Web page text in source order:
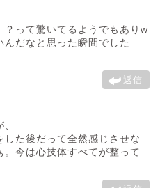
って驚いてるようでもありw
だなと思った瞬間でした
返信
た後だって全然感じさせな
今は心技体すべてが整って